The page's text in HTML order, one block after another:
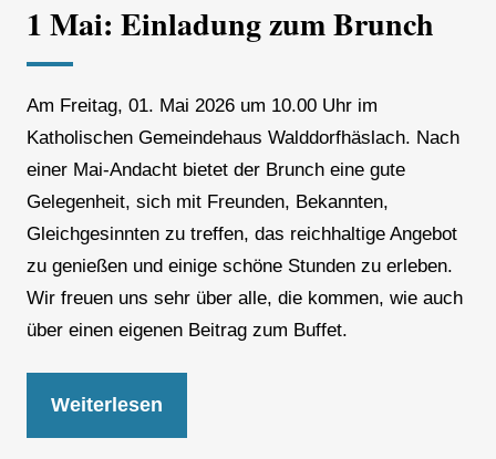
1 Mai: Einladung zum Brunch
Am Freitag, 01. Mai 2026 um 10.00 Uhr im
Katholischen Gemeindehaus Walddorfhäslach. Nach
einer Mai-Andacht bietet der Brunch eine gute
Gelegenheit, sich mit Freunden, Bekannten,
Gleichgesinnten zu treffen, das reichhaltige Angebot
zu genießen und einige schöne Stunden zu erleben.
Wir freuen uns sehr über alle, die kommen, wie auch
über einen eigenen Beitrag zum Buffet.
Weiterlesen